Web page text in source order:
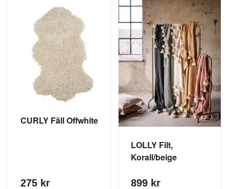
CURLY Fäll Offwhite
275 kr
LOLLY Filt,
Korall/beige
899 kr